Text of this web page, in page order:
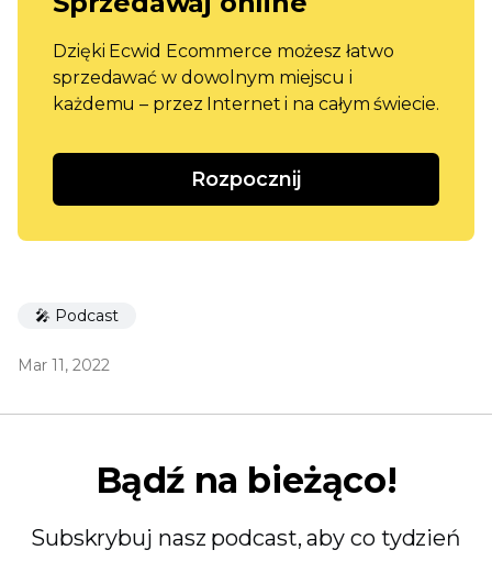
Dzięki Ecwid Ecommerce możesz łatwo
sprzedawać w dowolnym miejscu i
każdemu – przez Internet i na całym świecie.
Rozpocznij
🎤 Podcast
Mar 11, 2022
Bądź na bieżąco!
Subskrybuj nasz podcast, aby co tydzień